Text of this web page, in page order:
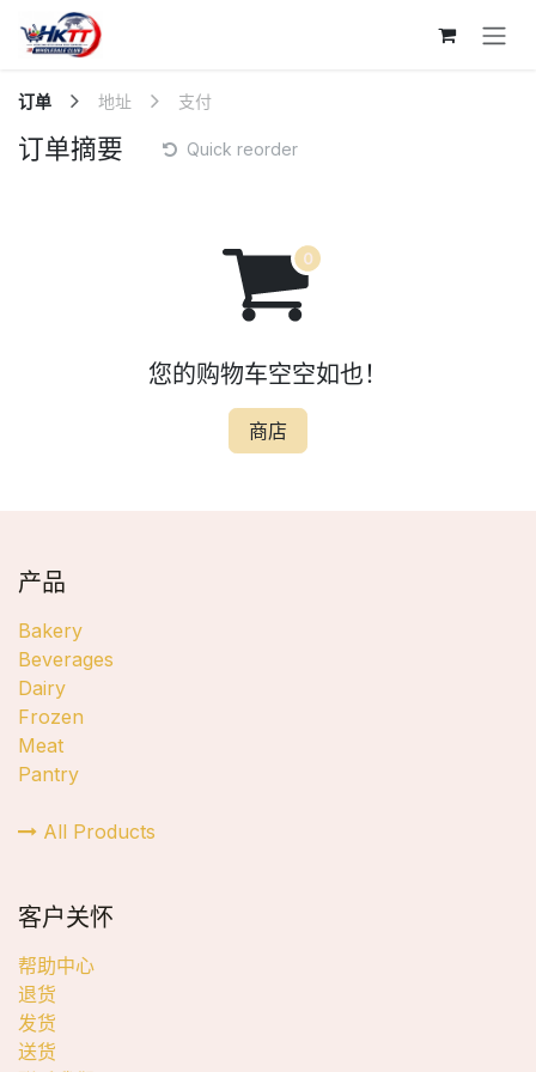
跳至内容
订单 地址 支付
订单摘要 Quick reorder
您的购物车空空如也！
商店
产品
Bakery
Beverages
Dairy
Frozen
Meat
Pantry
All Products
客户关怀
帮助中心
退货
发货
送货